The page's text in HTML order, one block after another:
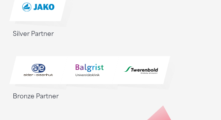
Silver Partner
Bronze Partner